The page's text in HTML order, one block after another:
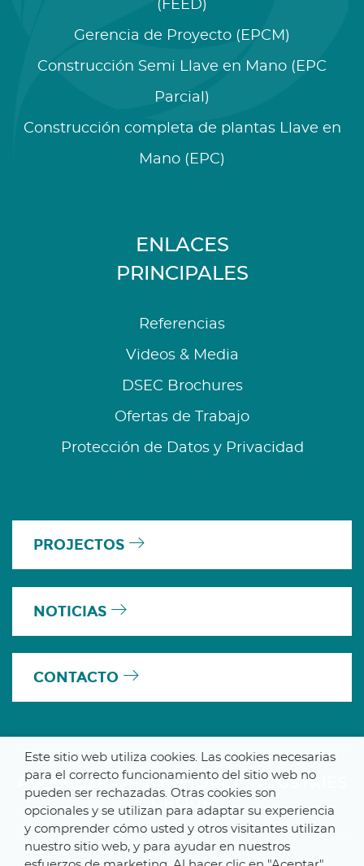
(FEED)
Gerencia de Proyecto (EPCM)
Construcción Semi Llave en Mano (EPC
Parcial)
Construcción completa de plantas Llave en
Mano (EPC)
ENLACES
PRINCIPALES
Referencias
Videos & Media
DSEC Brochures
Ofertas de Trabajo
Protección de Datos y Privacidad
PROJECTOS
NOTICIAS
CONTACTO
A MEMBER OF THE MORET INDUSTRIES
GROUP
Este sitio web utiliza cookies. Las cookies necesarias
para el correcto funcionamiento del sitio web no
pueden ser rechazadas. Otras cookies son
opcionales y se utilizan para adaptar su experiencia
y comprender cómo usted y otros visitantes utilizan
nuestro sitio web, y para ayudar en nuestros